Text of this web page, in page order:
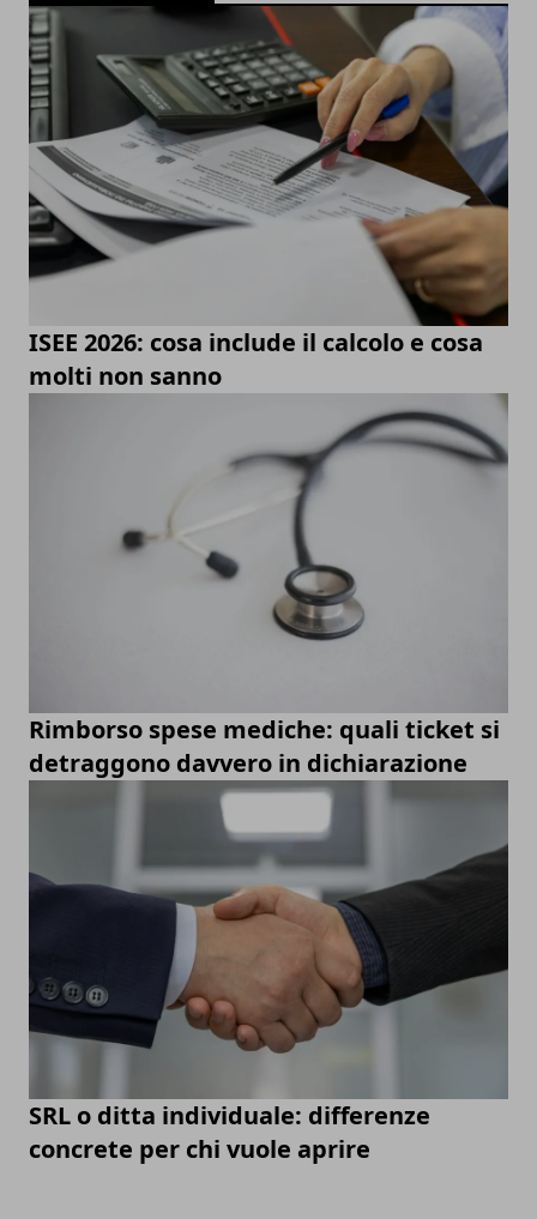
ISEE 2026: cosa include il calcolo e cosa
molti non sanno
Rimborso spese mediche: quali ticket si
detraggono davvero in dichiarazione
SRL o ditta individuale: differenze
concrete per chi vuole aprire